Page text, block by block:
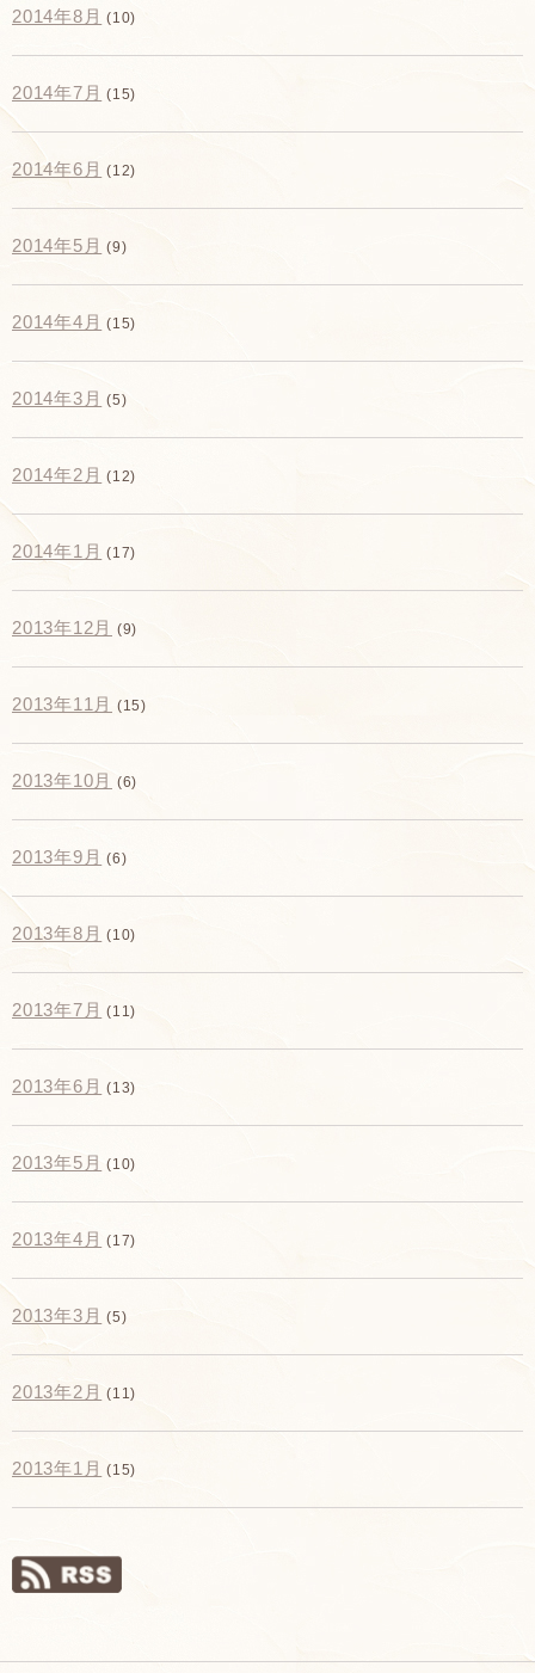
2014年8月 (10)
2014年7月 (15)
2014年6月 (12)
2014年5月 (9)
2014年4月 (15)
2014年3月 (5)
2014年2月 (12)
2014年1月 (17)
2013年12月 (9)
2013年11月 (15)
2013年10月 (6)
2013年9月 (6)
2013年8月 (10)
2013年7月 (11)
2013年6月 (13)
2013年5月 (10)
2013年4月 (17)
2013年3月 (5)
2013年2月 (11)
2013年1月 (15)